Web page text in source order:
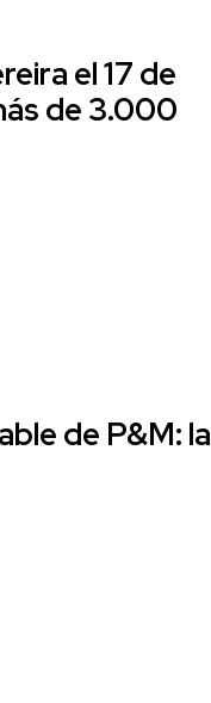
el 17 de
de 3.000
de P&M: la